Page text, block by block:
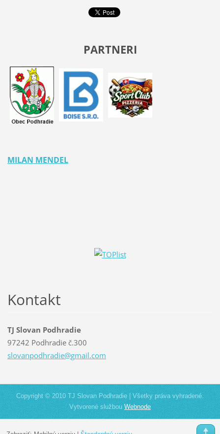
PARTNERI
MILAN MENDEL
Kontakt
TJ Slovan Podhradie
97242 Podhradie č.300
slovanpodhradie@gmail.com
Copyright © 2010 TJ Slovan Podhradie | Všetky práva vyhradené.
Vytvorené službouWebnode